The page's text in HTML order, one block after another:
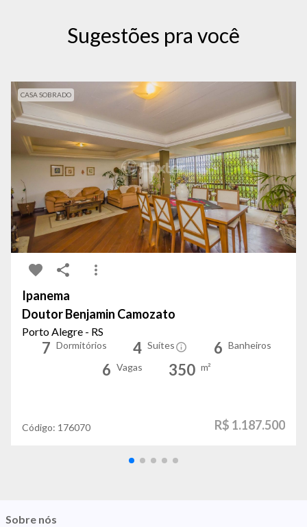
Sugestões pra você
CASA SOBRADO
Ipanema
Doutor Benjamin Camozato
Porto Alegre - RS
7 Dormitórios 4 Suítes 6 Banheiros
6 Vagas 350 m²
Código: 176070 R$ 1.187.500
Sobre nós